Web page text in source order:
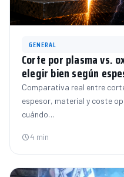
GENERAL
Corte por plasma vs.
elegir bien según
Comparativa real entre
espesor, material y coste
cuándo…
4 min